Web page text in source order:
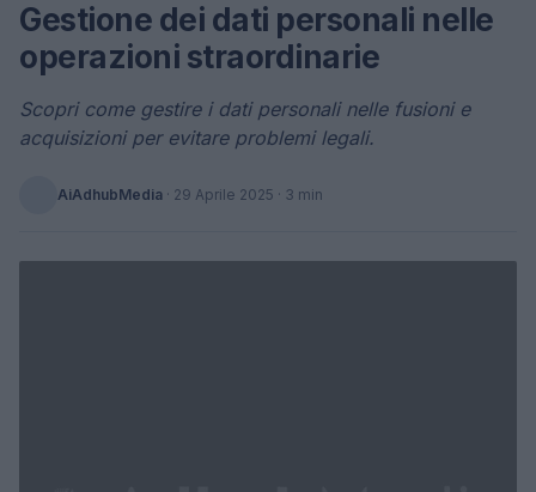
Gestione dei dati personali nelle
operazioni straordinarie
Scopri come gestire i dati personali nelle fusioni e
acquisizioni per evitare problemi legali.
AiAdhubMedia · 29 Aprile 2025 · 3 min